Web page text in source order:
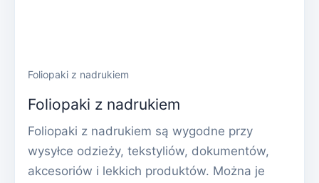
Foliopaki z nadrukiem
Foliopaki z nadrukiem
Foliopaki z nadrukiem są wygodne przy
wysyłce odzieży, tekstyliów, dokumentów,
akcesoriów i lekkich produktów. Można je